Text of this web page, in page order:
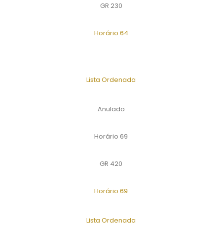
GR 230
Horário 64
Lista Ordenada
Anulado
Horário 69
GR 420
Horário 69
Lista Ordenada